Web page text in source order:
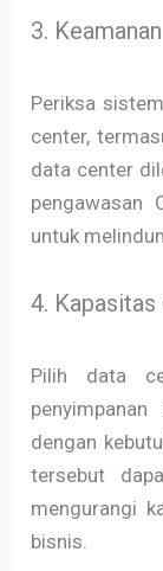
3. Keamanan
Periksa
center,
data center
pengawasan
untuk
4.
Pilih data
dengan
tersebut
mengurangi
bisnis.